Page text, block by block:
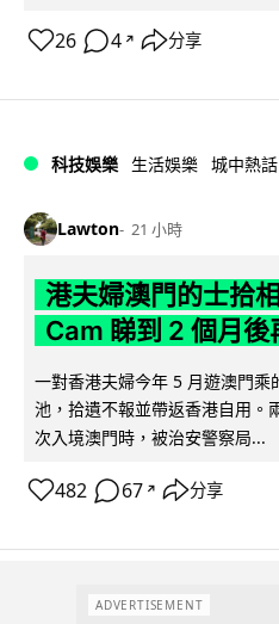
26 4 ↗ 分享
科技娛樂 生活娛樂 城中熱話
Lawton 21 小時
港夫婦澳門的士拾
Cam 睇到 2 個月後
一對香港夫婦今年 5 月遊澳門乘
池，拾遺不報並帶返香港自用。
次入境澳門時，被治安警察局...
482 67 ↗ 分享
ADVERTISEMENT